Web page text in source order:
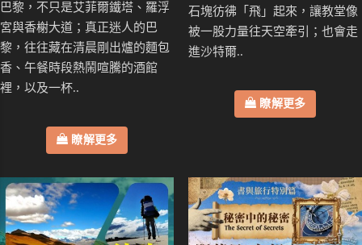
巴黎，不只是艾菲爾鐵塔、羅浮
宮與香榭大道；真正迷人的巴
黎，往往藏在清晨剛出爐的麵包
香、午餐時段熱鬧喧騰的酒館
裡，以及一杯..
瞭解更多
石塊彷彿「飛」起來，讓教堂像
被一股力量往天空牽引；也會走
進沙特爾..
瞭解更多